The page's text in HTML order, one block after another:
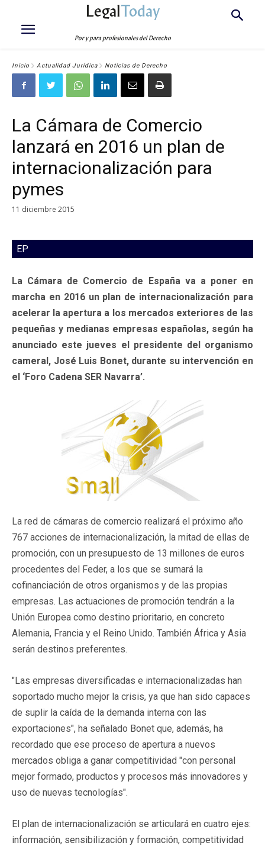
LegalToday
Por y para profesionales del Derecho
Inicio Actualidad Jurídica Noticias de Derecho
La Cámara de Comercio
lanzará en 2016 un plan de
internacionalización para
pymes
11 diciembre 2015
EP
La Cámara de Comercio de España va a poner en
marcha en 2016 un plan de internacionalización para
acelerar la apertura a los mercados exteriores de las
pequeñas y medianas empresas españolas, según ha
anunciado este jueves el presidente del organismo
cameral, José Luis Bonet, durante su intervención en
el ‘Foro Cadena SER Navarra’.
La red de cámaras de comercio realizará el próximo año
767 acciones de internacionalización, la mitad de ellas de
promoción, con un presupuesto de 13 millones de euros
procedentes del Feder, a los que se sumará la
cofinanciación de otros organismos y de las propias
empresas. Las actuaciones de promoción tendrán a la
Unión Europea como destino prioritario, en concreto
Alemania, Francia y el Reino Unido. También África y Asia
serán destinos preferentes.
"Las empresas diversificadas e internacionalizadas han
soportado mucho mejor la crisis, ya que han sido capaces
de suplir la caída de la demanda interna con las
exportaciones", ha señalado Bonet que, además, ha
recordado que ese proceso de apertura a nuevos
mercados obliga a ganar competitividad "con personal
mejor formado, productos y procesos más innovadores y
uso de nuevas tecnologías".
El plan de internacionalización se articulará en cuatro ejes:
información, sensibilización y formación, competitividad